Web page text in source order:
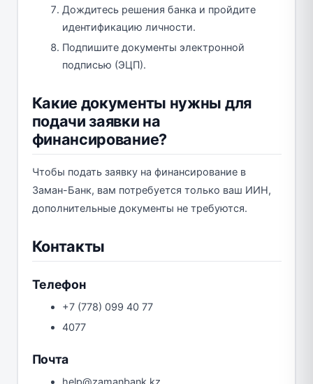
Дождитесь решения банка и пройдите
идентификацию личности.
Подпишите документы электронной
подписью (ЭЦП).
Какие документы нужны для
подачи заявки на
финансирование?
Чтобы подать заявку на финансирование в
Заман-Банк, вам потребуется только ваш ИИН,
дополнительные документы не требуются.
Контакты
Телефон
+7 (778) 099 40 77
4077
Почта